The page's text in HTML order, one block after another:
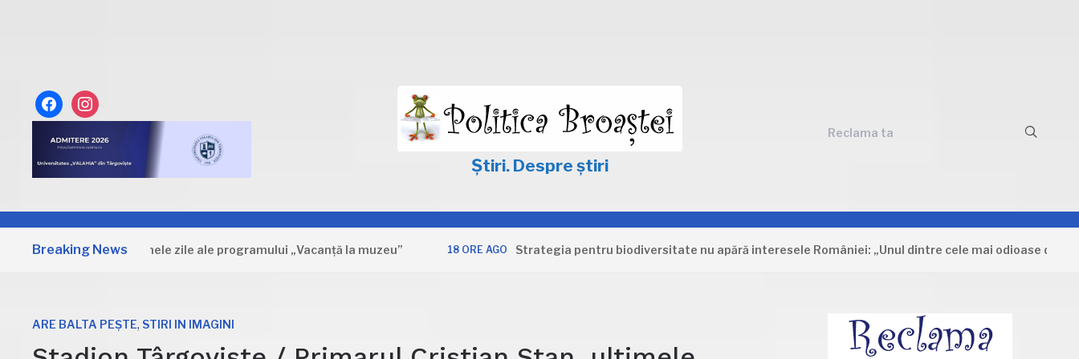
facebookinstagram
Știri. Despre știri
Reclama ta
Breaking News
Dâmbovița: Primele zile ale programului „Vacanță la muzeu” 18 ORE AGO Strategia pentru biodiversitate nu apără interesele României: „Unul dintre cele mai odioase documente
ARE BALTA PEȘTE, STIRI IN IMAGINI